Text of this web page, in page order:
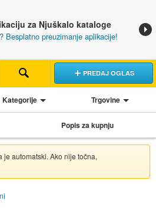
za Njuškalo kataloge
Besplatno preuzimanje aplikacije!
PREDAJ OGLAS
Kategorije Trgovine
Popis za kupnju
automatski. Ako nije točna,